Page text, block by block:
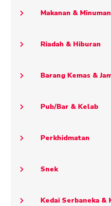
Makanan & Minuman
Riadah & Hiburan
Barang Kemas &
Pub/Bar & Kelab
Perkhidmatan
Snek
Kedai Serbaneka &